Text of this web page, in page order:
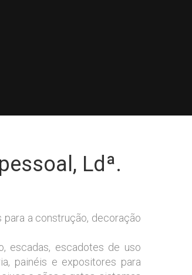
Ldª.
a construção, decoração
escadas, escadotes de uso
painéis e expositores para